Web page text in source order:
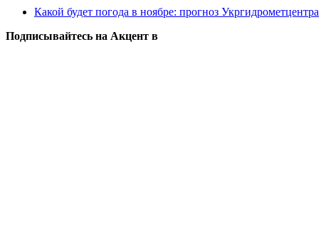
Какой будет погода в ноябре: прогноз Укргидрометцентра
Подписывайтесь на Акцент в